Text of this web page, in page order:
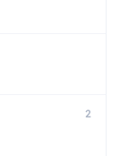
2